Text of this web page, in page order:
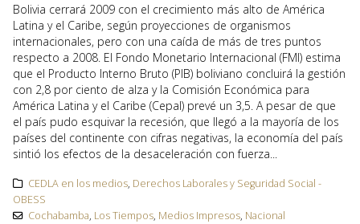
Bolivia cerrará 2009 con el crecimiento más alto de América
Latina y el Caribe, según proyecciones de organismos
internacionales, pero con una caída de más de tres puntos
respecto a 2008. El Fondo Monetario Internacional (FMI) estima
que el Producto Interno Bruto (PIB) boliviano concluirá la gestión
con 2,8 por ciento de alza y la Comisión Económica para
América Latina y el Caribe (Cepal) prevé un 3,5. A pesar de que
el país pudo esquivar la recesión, que llegó a la mayoría de los
países del continente con cifras negativas, la economía del país
sintió los efectos de la desaceleración con fuerza...
CEDLA en los medios, Derechos Laborales y Seguridad Social -
OBESS
Cochabamba, Los Tiempos, Medios Impresos, Nacional